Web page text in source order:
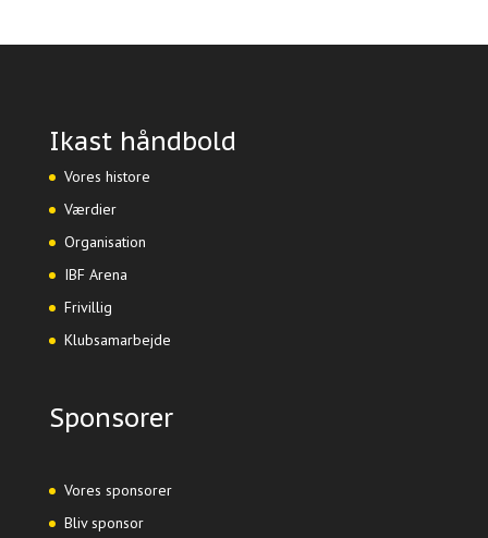
Ikast håndbold
Vores histore
Værdier
Organisation
IBF Arena
Frivillig
Klubsamarbejde
Sponsorer
Vores sponsorer
Bliv sponsor